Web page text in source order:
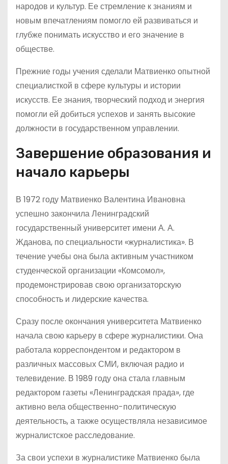
народов и культур. Ее стремление к знаниям и
новым впечатлениям помогло ей развиваться и
глубже понимать искусство и его значение в
обществе.
Прежние годы учения сделали Матвиенко опытной
специалисткой в сфере культуры и истории
искусств. Ее знания, творческий подход и энергия
помогли ей добиться успехов и занять высокие
должности в государственном управлении.
Завершение образования и
начало карьеры
В 1972 году Матвиенко Валентина Ивановна
успешно закончила Ленинградский
государственный университет имени А. А.
Жданова, по специальности «журналистика». В
течение учебы она была активным участником
студенческой организации «Комсомол»,
продемонстрировав свою организаторскую
способность и лидерские качества.
Сразу после окончания университета Матвиенко
начала свою карьеру в сфере журналистики. Она
работала корреспондентом и редактором в
различных массовых СМИ, включая радио и
телевидение. В 1989 году она стала главным
редактором газеты «Ленинградская прада», где
активно вела общественно-политическую
деятельность, а также осуществляла независимое
журналистское расследование.
За свои успехи в журналистике Матвиенко была